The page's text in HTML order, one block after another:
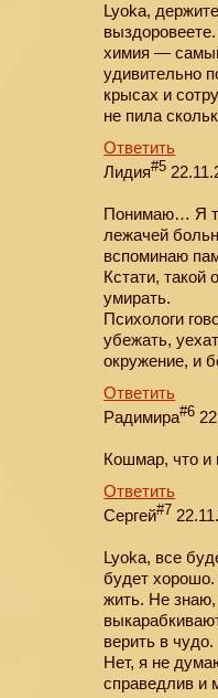
Lyoka,
химия —
удивительно
крысах и
не пила
Ответить
Лидия#5
Понимаю… Я
лежачей
вспоминаю
Кстати, такой
умирать.
Психологи
убежать,
окружение, и
Ответить
Pадимира#6
Кошмар, что и
Ответить
Сергей#7
Lyoka, все
будет
жить. Не
верить в чудо.
Нет, я не
справедлив и